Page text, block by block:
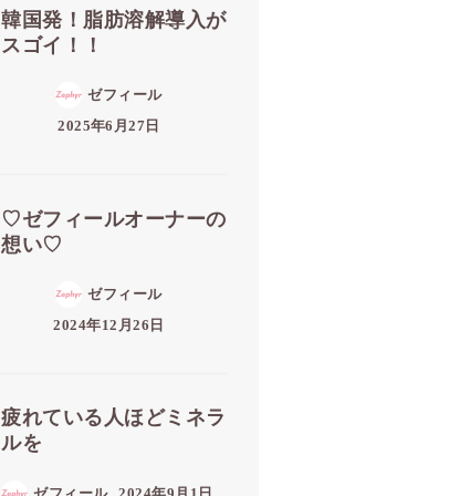
韓国発！脂肪溶解導入が
スゴイ！！
ゼフィール
2025年6月27日
♡ゼフィールオーナーの
想い♡
ゼフィール
2024年12月26日
疲れている人ほどミネラ
ルを